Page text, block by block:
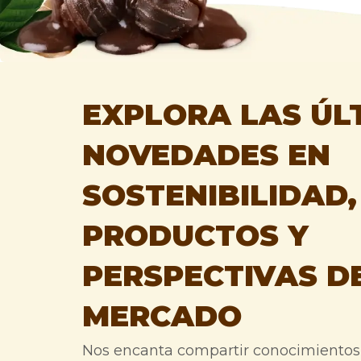
Suelo
Suelo
EXPLORA LAS
NOVEDADES EN
SOSTENIBILIDAD,
PRODUCTOS Y
PERSPECTIVAS
MERCADO
Nos encanta compartir